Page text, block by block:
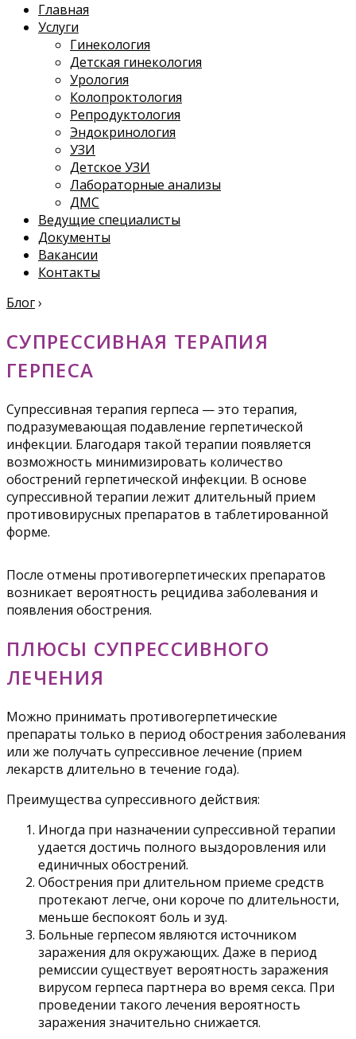
Главная
Услуги
Гинекология
Детская гинекология
Урология
Колопроктология
Репродуктология
Эндокринология
УЗИ
Детское УЗИ
Лабораторные анализы
ДМС
Ведущие специалисты
Документы
Вакансии
Контакты
Блог›
СУПРЕССИВНАЯ ТЕРАПИЯ
ГЕРПЕСА
Супрессивная терапия герпеса — это терапия,
подразумевающая подавление герпетической
инфекции. Благодаря такой терапии появляется
возможность минимизировать количество
обострений герпетической инфекции. В основе
супрессивной терапии лежит длительный прием
противовирусных препаратов в таблетированной
форме.
После отмены противогерпетических препаратов
возникает вероятность рецидива заболевания и
появления обострения.
ПЛЮСЫ СУПРЕССИВНОГО
ЛЕЧЕНИЯ
Можно принимать противогерпетические
препараты только в период обострения заболевания
или же получать супрессивное лечение (прием
лекарств длительно в течение года).
Преимущества супрессивного действия:
Иногда при назначении супрессивной терапии
удается достичь полного выздоровления или
единичных обострений.
Обострения при длительном приеме средств
протекают легче, они короче по длительности,
меньше беспокоят боль и зуд.
Больные герпесом являются источником
заражения для окружающих. Даже в период
ремиссии существует вероятность заражения
вирусом герпеса партнера во время секса. При
проведении такого лечения вероятность
заражения значительно снижается.